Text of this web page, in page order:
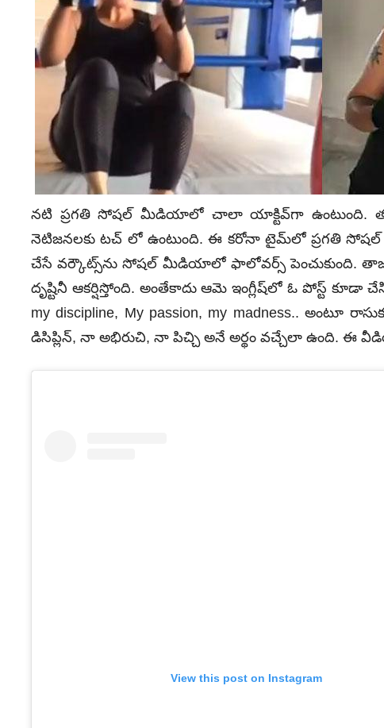
నటి ప్రగతి సోషల్‌ మీడియాలో చాలా యాక్టివ్‌గా ఉంటుంది.
నెటిజనలకు టచ్‌ లో ఉంటుంది. ఈ కరోనా టైమ్‌లో ప్రగతి
చేసే వర్కౌట్స్‌ను సోషల్ మీడియాలో ఫాలోవర్స్ పెంచుకుంది‌.
దృష్టినీ ఆకర్షిస్తోంది. అంతేకాదు ఆమె ఇంగ్లీష్‌లో ఓ పోస్ట్ కూడా
my discipline, My passion, my madness.. అంటూ
డిసిప్లిన్‌, నా అభిరుచి, నా పిచ్చి అనే అర్థం వచ్చేలా ఉంది. ఈ
View this post on Instagram